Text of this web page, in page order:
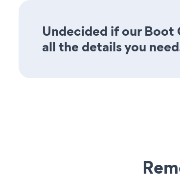
Undecided if our Boot
all the details you